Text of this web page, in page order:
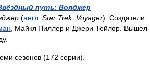
путь: Вояджер
(англ. Star Trek: Voyager). Создатели
, Майкл Пиллер и Джери Тейлор. Вышел
сезонов (172 серии).